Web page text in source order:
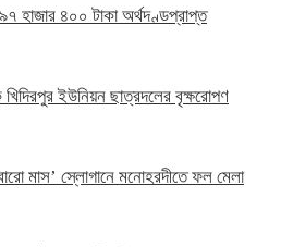
হাজার ৪০০ টাকা অর্থদণ্ডপ্রাপ্ত
ইউনিয়ন ছাত্রদলের বৃক্ষরোপণ
মাস’ স্লোগানে মনোহরদীতে ফল মেলা